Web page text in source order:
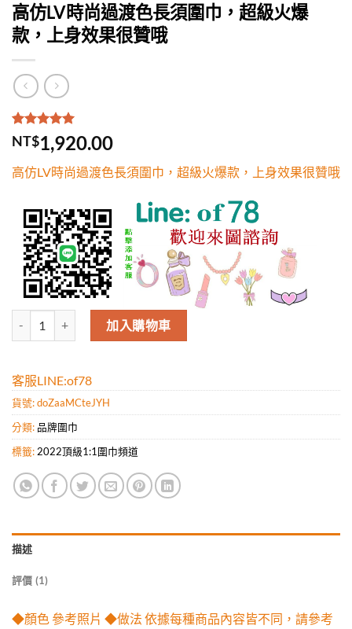
高仿LV時尚過渡色長須圍巾，超級火爆
款，上身效果很贊哦
評分5.00/
5，已有
1
位
分
NT$1,920.00
高仿LV時尚過渡色長須圍巾，超級火爆款，上身效果很贊哦
高仿LV時尚過渡色長須圍巾，超級火爆款，上身效果很贊哦 數量
加入購物車
客服LINE:of78
貨號:doZaaMCteJYH
分類: 品牌圍巾
標籤: 2022頂級1:1圍巾頻道
描述
評價 (1)
◆顏色 參考照片 ◆做法 依據每種商品內容皆不同，請參考